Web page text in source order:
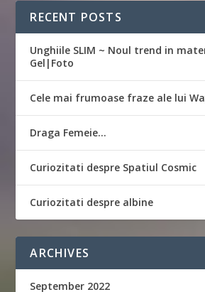
RECENT POSTS
Unghiile SLIM ~ Noul trend in
Gel|Foto
Cele mai frumoase fraze ale lui
Draga Femeie…
Curiozitati despre Spatiul Cosmic
Curiozitati despre albine
ARCHIVES
September 2022